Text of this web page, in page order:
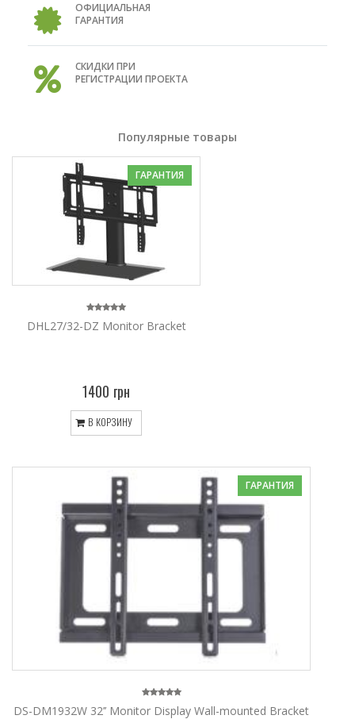
ОФИЦИАЛЬНАЯ
ГАРАНТИЯ
СКИДКИ ПРИ
РЕГИСТРАЦИИ ПРОЕКТА
Популярные товары
ГАРАНТИЯ
DHL27/32-DZ Monitor Bracket
1400 грн
В КОРЗИНУ
ГАРАНТИЯ
DS-DM1932W 32’’ Monitor Display Wall-mounted Bracket